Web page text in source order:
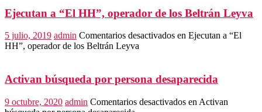
Ejecutan a “El HH”, operador de los Beltrán Leyva
5 julio, 2019 admin Comentarios desactivados en Ejecutan a “El
HH”, operador de los Beltrán Leyva
Activan búsqueda por persona desaparecida
9 octubre, 2020 admin Comentarios desactivados en Activan